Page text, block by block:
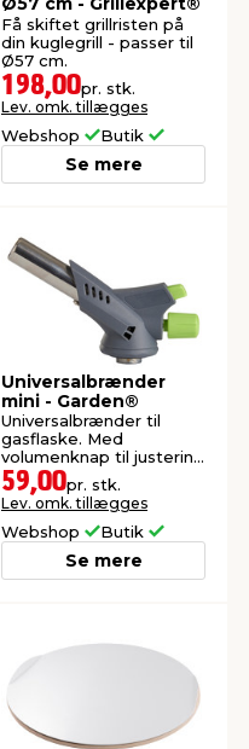
Få skiftet grillristen på
din kuglegrill - passer til
Ø57 cm.
198,00pr. stk.
Lev. omk. tillægges
Webshop Butik
Se mere
Universalbrænder
mini - Garden®
Universalbrænder til
gasflaske. Med
volumenknap til justering
af flammen.
59,00pr. stk.
Lev. omk. tillægges
Webshop Butik
Se mere